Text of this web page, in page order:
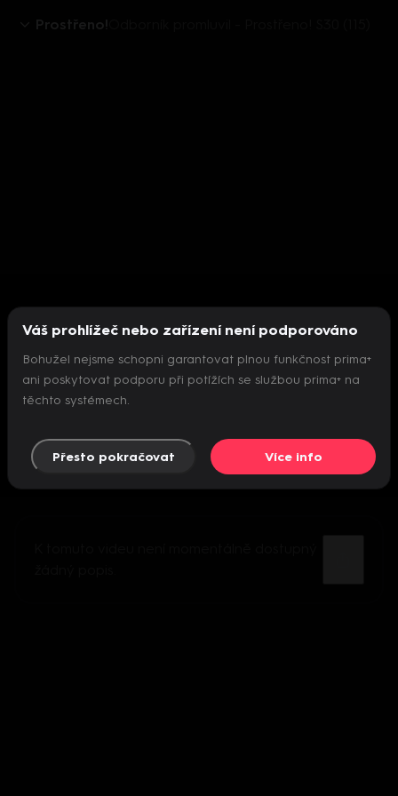
Prostřeno!
Nepodařilo se inicializovat přehrávač
Váš prohlížeč nebo zařízení není podporováno
Bohužel nejsme schopni garantovat plnou funkčnost prima+
ani poskytovat podporu při potížích se službou prima+ na
těchto systémech.
Přesto pokračovat Více info